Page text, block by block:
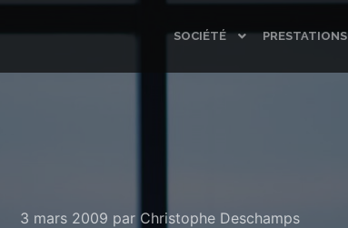
SOCIÉTÉ PRESTATIONS
3 mars 2009 par Christophe Deschamps